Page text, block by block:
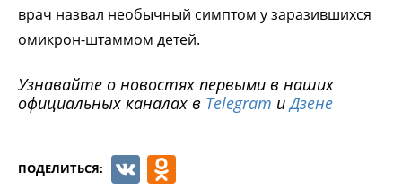
врач назвал необычный симптом у заразившихся
омикрон-штаммом детей.
Узнавайте о новостях первыми в наших
официальных каналах в Telegram иДзене
ПОДЕЛИТЬСЯ: VK